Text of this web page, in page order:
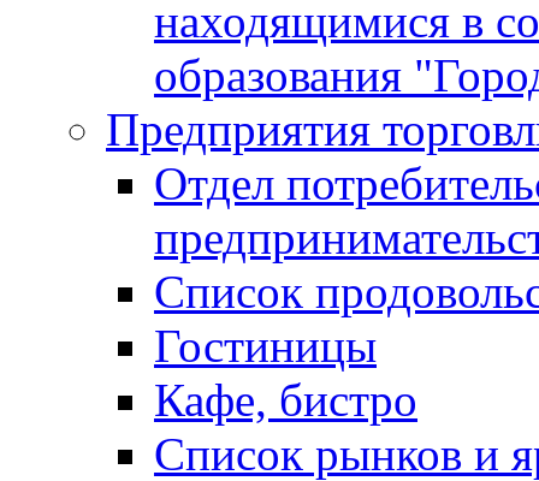
находящимися в
образования
Предприятия
Отдел
Список
Гостиницы
Кафе, бистро
Cписок рынков и